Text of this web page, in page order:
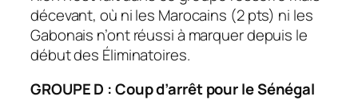
décevant, où ni les Marocains (2 pts) ni les
Gabonais n’ont réussi à marquer depuis le
début des Éliminatoires.
GROUPE D : Coup d’arrêt pour le Sénégal